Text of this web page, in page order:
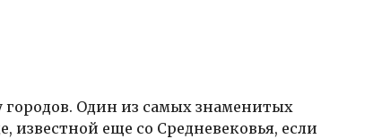
городов. Один из самых знаменитых
известной еще со Средневековья, если